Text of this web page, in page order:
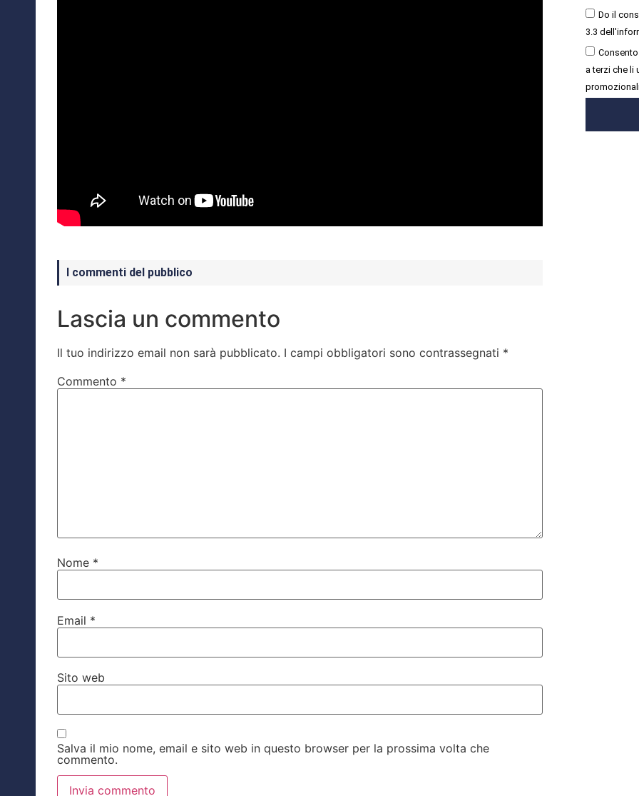
I commenti del pubblico
Lascia un commento
Il tuo indirizzo email non sarà pubblicato. I campi obbligatori sono contrassegnati *
Commento *
Nome *
Email *
Sito web
Salva il mio nome, email e sito web in questo browser per la prossima volta che
commento.
Do il
3.3
a terzi che li